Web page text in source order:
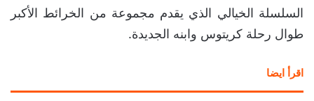
السلسلة الخيالي الذي يقدم مجموعة من الخرائط الأكبر
طوال رحلة كريتوس وابنه الجديدة.
اقرأ ايضا